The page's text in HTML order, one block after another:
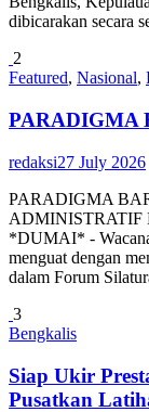
dibicarakan secara
2
Featured, Nasional,
PARADIGMA
redaksi27 July 2026
PARADIGMA
ADMINISTRATIF
*DUMAI* -
menguat dengan
dalam Forum
3
Bengkalis
Siap Ukir
Pusatkan